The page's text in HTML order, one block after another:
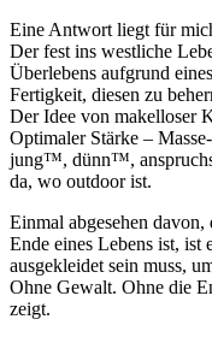
Eine Antwort liegt für
Der fest ins westliche
Überlebens aufgrund
Fertigkeit, diesen zu
Der Idee von makelloser
Optimaler Stärke –
jung™, dünn™,
da, wo outdoor ist.
Einmal abgesehen davon,
Ende eines Lebens ist, ist
ausgekleidet sein muss,
Ohne Gewalt. Ohne die
zeigt.